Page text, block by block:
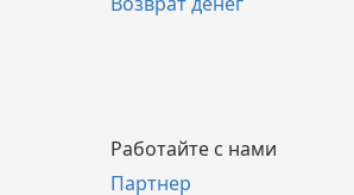
Работайте с нами
Партнер